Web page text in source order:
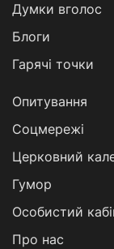
Думки вголос
Блоги
Гарячі точки
Опитування
Соцмережі
Церковний
Гумор
Особистий
Про нас